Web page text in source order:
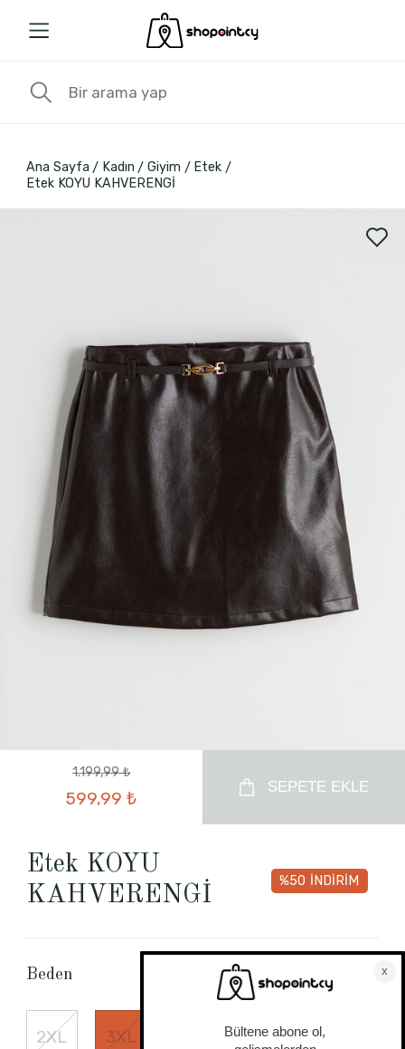
Ana Sayfa Kadın Giyim
Etek
Etek KOYU KAHVERENGİ
1.199,99 ₺
599,99 ₺
SEPETE EKLE
Etek KOYU
KAHVERENGİ
%50 İNDİRİM
Beden Beden Tablosu
2XL 3XL M S